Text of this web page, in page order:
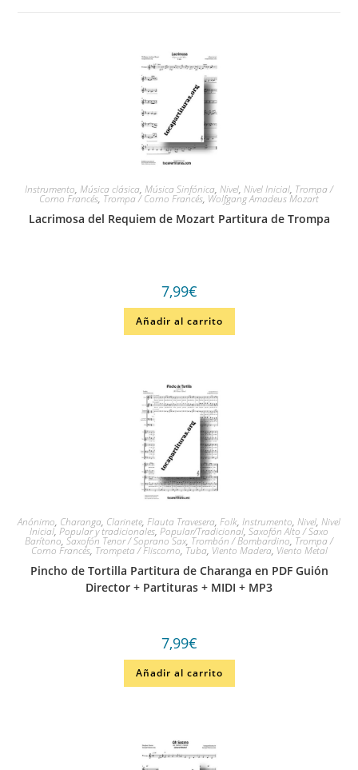
Instrumento, Música clásica, Música Sinfónica, Nivel, Nivel Inicial, Trompa /
Corno Francés, Trompa / Corno Francés, Wolfgang Amadeus Mozart
Lacrimosa del Requiem de Mozart Partitura de Trompa
7,99€
Añadir al carrito
Anónimo, Charanga, Clarinete, Flauta Travesera, Folk, Instrumento, Nivel, Nivel
Inicial, Popular y tradicionales, Popular/Tradicional, Saxofón Alto / Saxo
Barítono, Saxofón Tenor / Soprano Sax, Trombón / Bombardino, Trompa /
Corno Francés, Trompeta / Fliscorno, Tuba, Viento Madera, Viento Metal
Pincho de Tortilla Partitura de Charanga en PDF Guión
Director + Partituras + MIDI + MP3
7,99€
Añadir al carrito